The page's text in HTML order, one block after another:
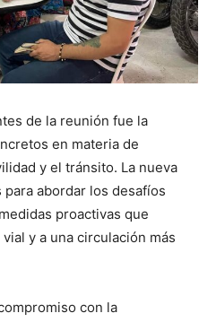
de la reunión fue la
en materia de
y el tránsito. La nueva
abordar los desafíos
proactivas que
y a una circulación más
con la